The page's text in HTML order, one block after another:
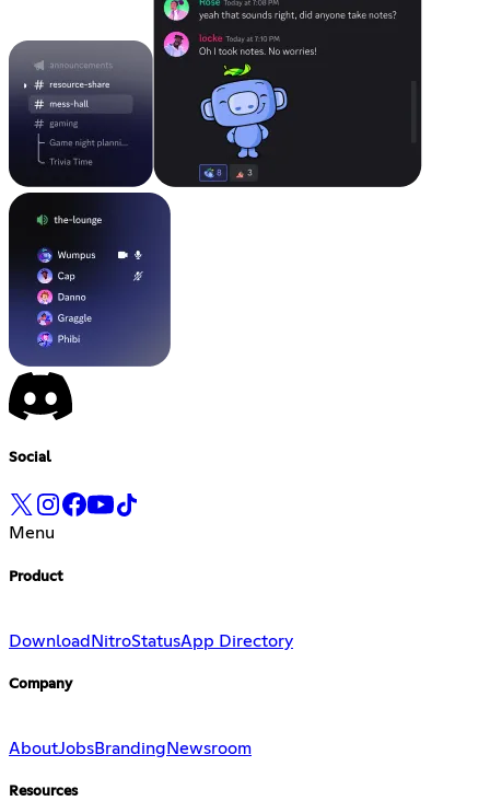
Social
Menu
Product
Download NitroStatusApp Directory
Company
AboutJobsBranding Newsroom
Resources